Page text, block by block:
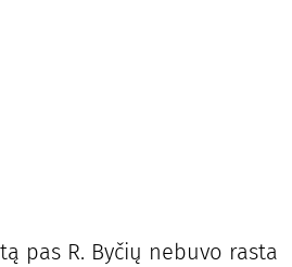
pas R. Byčių nebuvo rasta